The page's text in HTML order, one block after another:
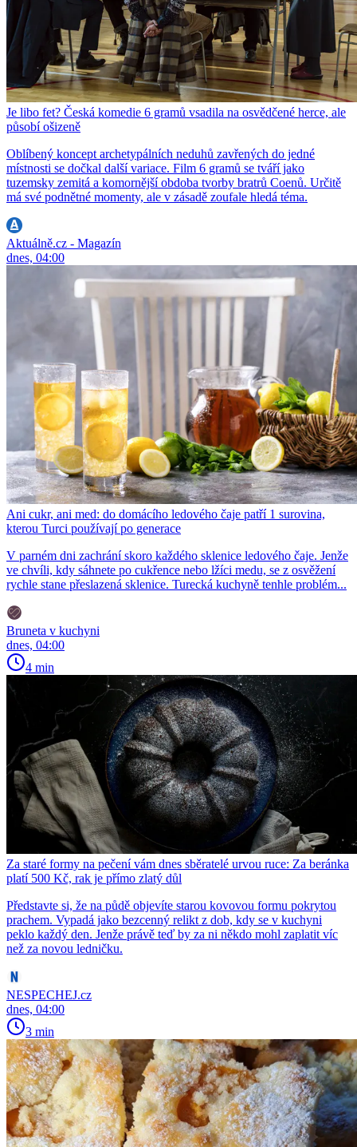
Je libo fet? Česká komedie 6 gramů vsadila na osvědčené herce, ale
působí ošizeně
Oblíbený koncept archetypálních neduhů zavřených do jedné
místnosti se dočkal další variace. Film 6 gramů se tváří jako
tuzemsky zemitá a komornější obdoba tvorby bratrů Coenů. Určitě
má své podnětné momenty, ale v zásadě zoufale hledá téma.
Aktuálně.cz - Magazín
dnes, 04:00
Ani cukr, ani med: do domácího ledového čaje patří 1 surovina,
kterou Turci používají po generace
V parném dni zachrání skoro každého sklenice ledového čaje. Jenže
ve chvíli, kdy sáhnete po cukřence nebo lžíci medu, se z osvěžení
rychle stane přeslazená sklenice. Turecká kuchyně tenhle problém...
Bruneta v kuchyni
dnes, 04:00
4 min
Za staré formy na pečení vám dnes sběratelé urvou ruce: Za beránka
platí 500 Kč, rak je přímo zlatý důl
Představte si, že na půdě objevíte starou kovovou formu pokrytou
prachem. Vypadá jako bezcenný relikt z dob, kdy se v kuchyni
peklo každý den. Jenže právě teď by za ni někdo mohl zaplatit víc
než za novou ledničku.
NESPECHEJ.cz
dnes, 04:00
3 min